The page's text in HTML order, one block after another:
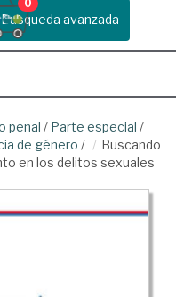
Busqueda avanzada
0
penal / Parte especial /
de género /
Buscando
en los delitos sexuales